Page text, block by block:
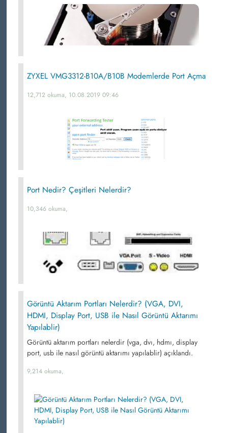
ZYXEL VMG3312-B10A/B10B Modemlerde Port Açma
12,712 okuma, 10.08.2019 09:46
Port Nedir? Çeşitleri Nelerdir?
10,346 okuma,
Görüntü Aktarım Portları Nelerdir? (VGA, DVI,
HDMI, Display Port, USB ile Nasıl Görüntü Aktarımı
Yapılablir)
Görüntü aktarım portları nelerdir (vga, dvı, hdmı, display
port, usb ile nasıl görüntü aktarımı yapılablir) açıklandı.
9,214 okuma,